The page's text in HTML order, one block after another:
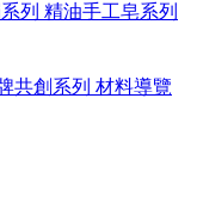
列 精油手工皂系列
共創系列 材料導覽